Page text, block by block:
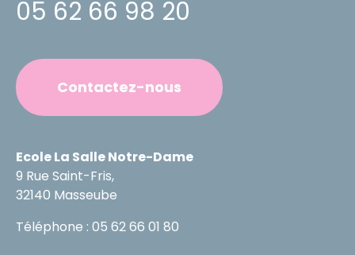
05 62 66 98 20
Contactez-nous
Ecole La Salle Notre-Dame
9 Rue Saint-Fris,
32140 Masseube
Téléphone : 05 62 66 01 80